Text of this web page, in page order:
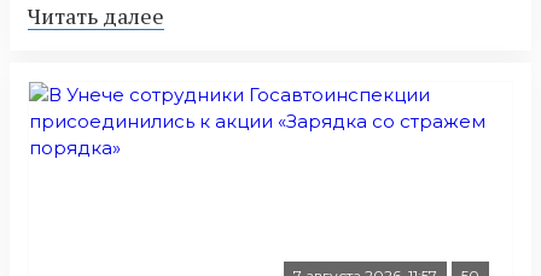
Читать далее